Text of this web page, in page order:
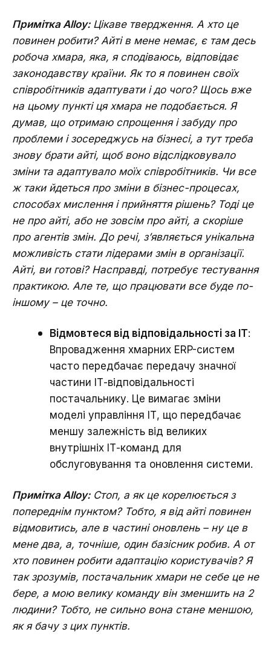
Примітка Alloy: Цікаве твердження. А хто це
повинен робити? Айті в мене немає, є там десь
робоча хмара, яка, я сподіваюсь, відповідає
законодавству країни. Як то я повинен своїх
співробітників адаптувати і до чого? Щось вже
на цьому пункті ця хмара не подобається. Я
думав, що отримаю спрощення і забуду про
проблеми і зосереджусь на бізнесі, а тут треба
знову брати айті, щоб воно відслідковувало
зміни та адаптувало моїх співробітників. Чи все
ж таки йдеться про зміни в бізнес-процесах,
способах мислення і прийняття рішень? Тоді це
не про айті, або не зовсім про айті, а скоріше
про агентів змін. До речі, з’являється унікальна
можливість стати лідерами змін в організації.
Айті, ви готові? Насправді, потребує тестування
практикою. Але те, що працювати все буде по-
іншому – це точно.
Відмовтеся від відповідальності за ІТ:
Впровадження хмарних ERP-систем
часто передбачає передачу значної
частини ІТ-відповідальності
постачальнику. Це вимагає зміни
моделі управління ІТ, що передбачає
меншу залежність від великих
внутрішніх ІТ-команд для
обслуговування та оновлення системи.
Примітка Alloy: Стоп, а як це корелюється з
попереднім пунктом? Тобто, я від айті повинен
відмовитись, але в частині оновлень – ну це в
мене два, а, точніше, один базісник робив. А от
хто повинен робити адаптацію користувачів? Я
так зрозумів, постачальник хмари не себе це не
бере, а мою велику команду він зменшить на 2
людини? Тобто, не сильно вона стане меншою,
як я бачу з цих пунктів.